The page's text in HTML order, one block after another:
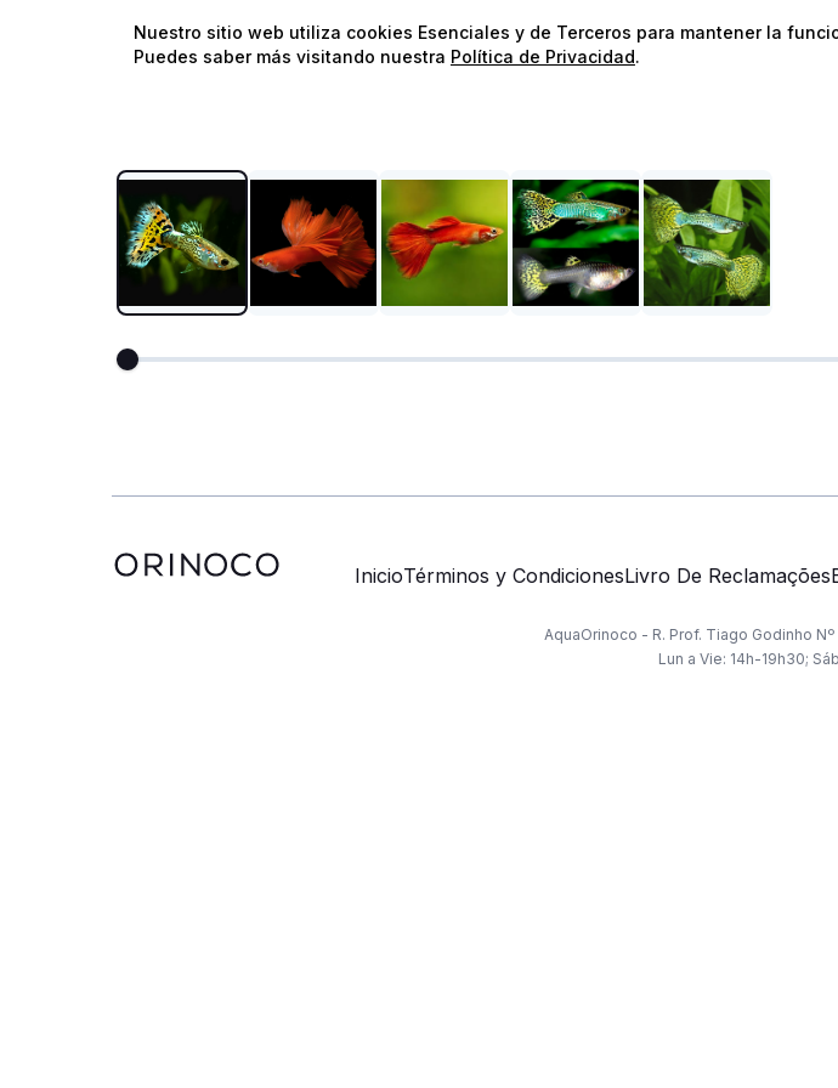
⭐️¡Envíos gratis para
InicioTérminos y CondicionesLivro De Reclamações
AquaOrinoco - R. Prof. Tiago Godinho
Lun a Vie: 14h-19h30;
Nuestro sitio web utiliza cookies Esenciales y de Terceros para mantener la
Puedes saber más visitando nuestra Política de Privacidad.